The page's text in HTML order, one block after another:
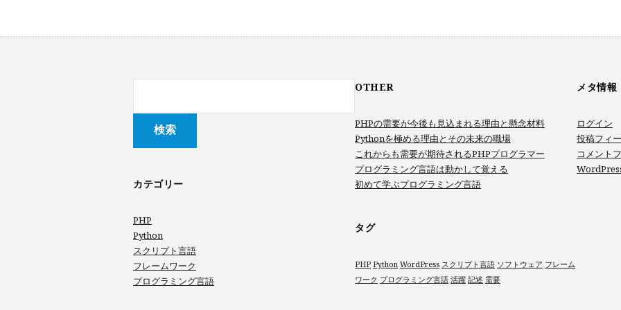
カテゴリー
PHP
Python
スクリプト言語
フレームワーク
プログラミング言語
OTHER
PHPの需要が今後も見込まれる理由と懸念材料
Pythonを極める理由とその未来の職場
これからも需要が期待されるPHPプログラマー
プログラミング言語は動かして覚える
初めて学ぶプログラミング言語
タグ
PHP Python WordPress スクリプト言語 ソフトウェア フレーム
ワーク プログラミング言語 活躍 記述 需要
メタ情報
ログイン
投稿フィ
コメント